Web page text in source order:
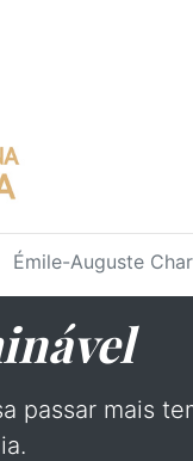
Émile-Auguste
passar mais